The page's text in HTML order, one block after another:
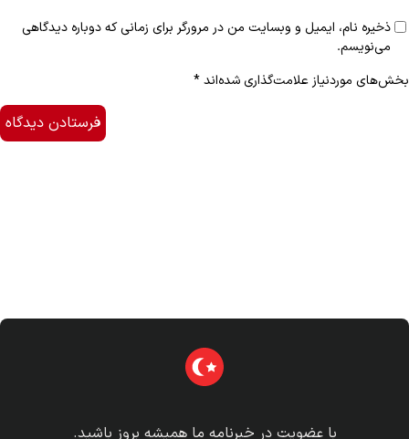
بخش‌های موردنیاز علامت‌گذاری شده‌اند*
ذخیره نام، ایمیل و وبسایت من در مرورگر برای زمانی که دوباره دیدگاهی
می‌نویسم.
با عضویت در خبرنامه ما همیشه بروز باشید.